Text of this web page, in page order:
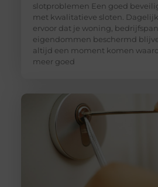
slotproblemen Een goed
met kwalitatieve sloten.
ervoor dat je woning,
eigendommen beschermd
altijd een moment komen
meer goed